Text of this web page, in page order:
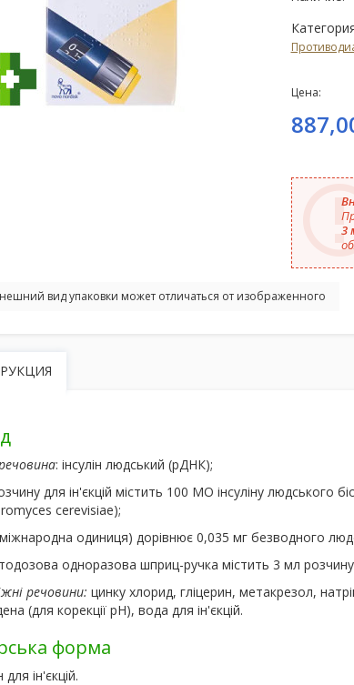
Цена:
3
вид упаковки может отличаться от изображенного
: інсулін людський (рДНК);
для ін'єкцій містить 100 МО інсуліну людського
cerevisiae);
одиниця) дорівнює 0,035 мг безводного
одноразова шприц-ручка містить 3 мл
речовини: цинку хлорид, гліцерин, метакрезол,
(для корекції рН), вода для ін'єкцій.
форма
ін'єкцій.